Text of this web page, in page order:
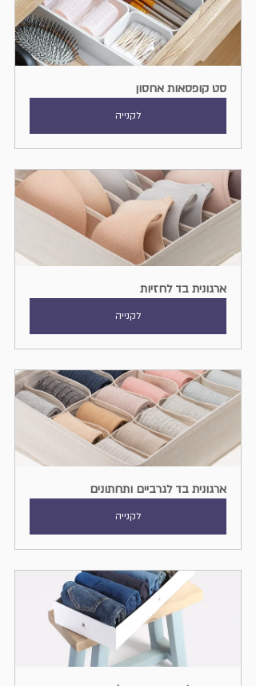
סט קופסאות אחסון
לקנייה
ארגונית בד לחזיות
לקנייה
ארגונית בד לגרביים ותחתונים
לקנייה